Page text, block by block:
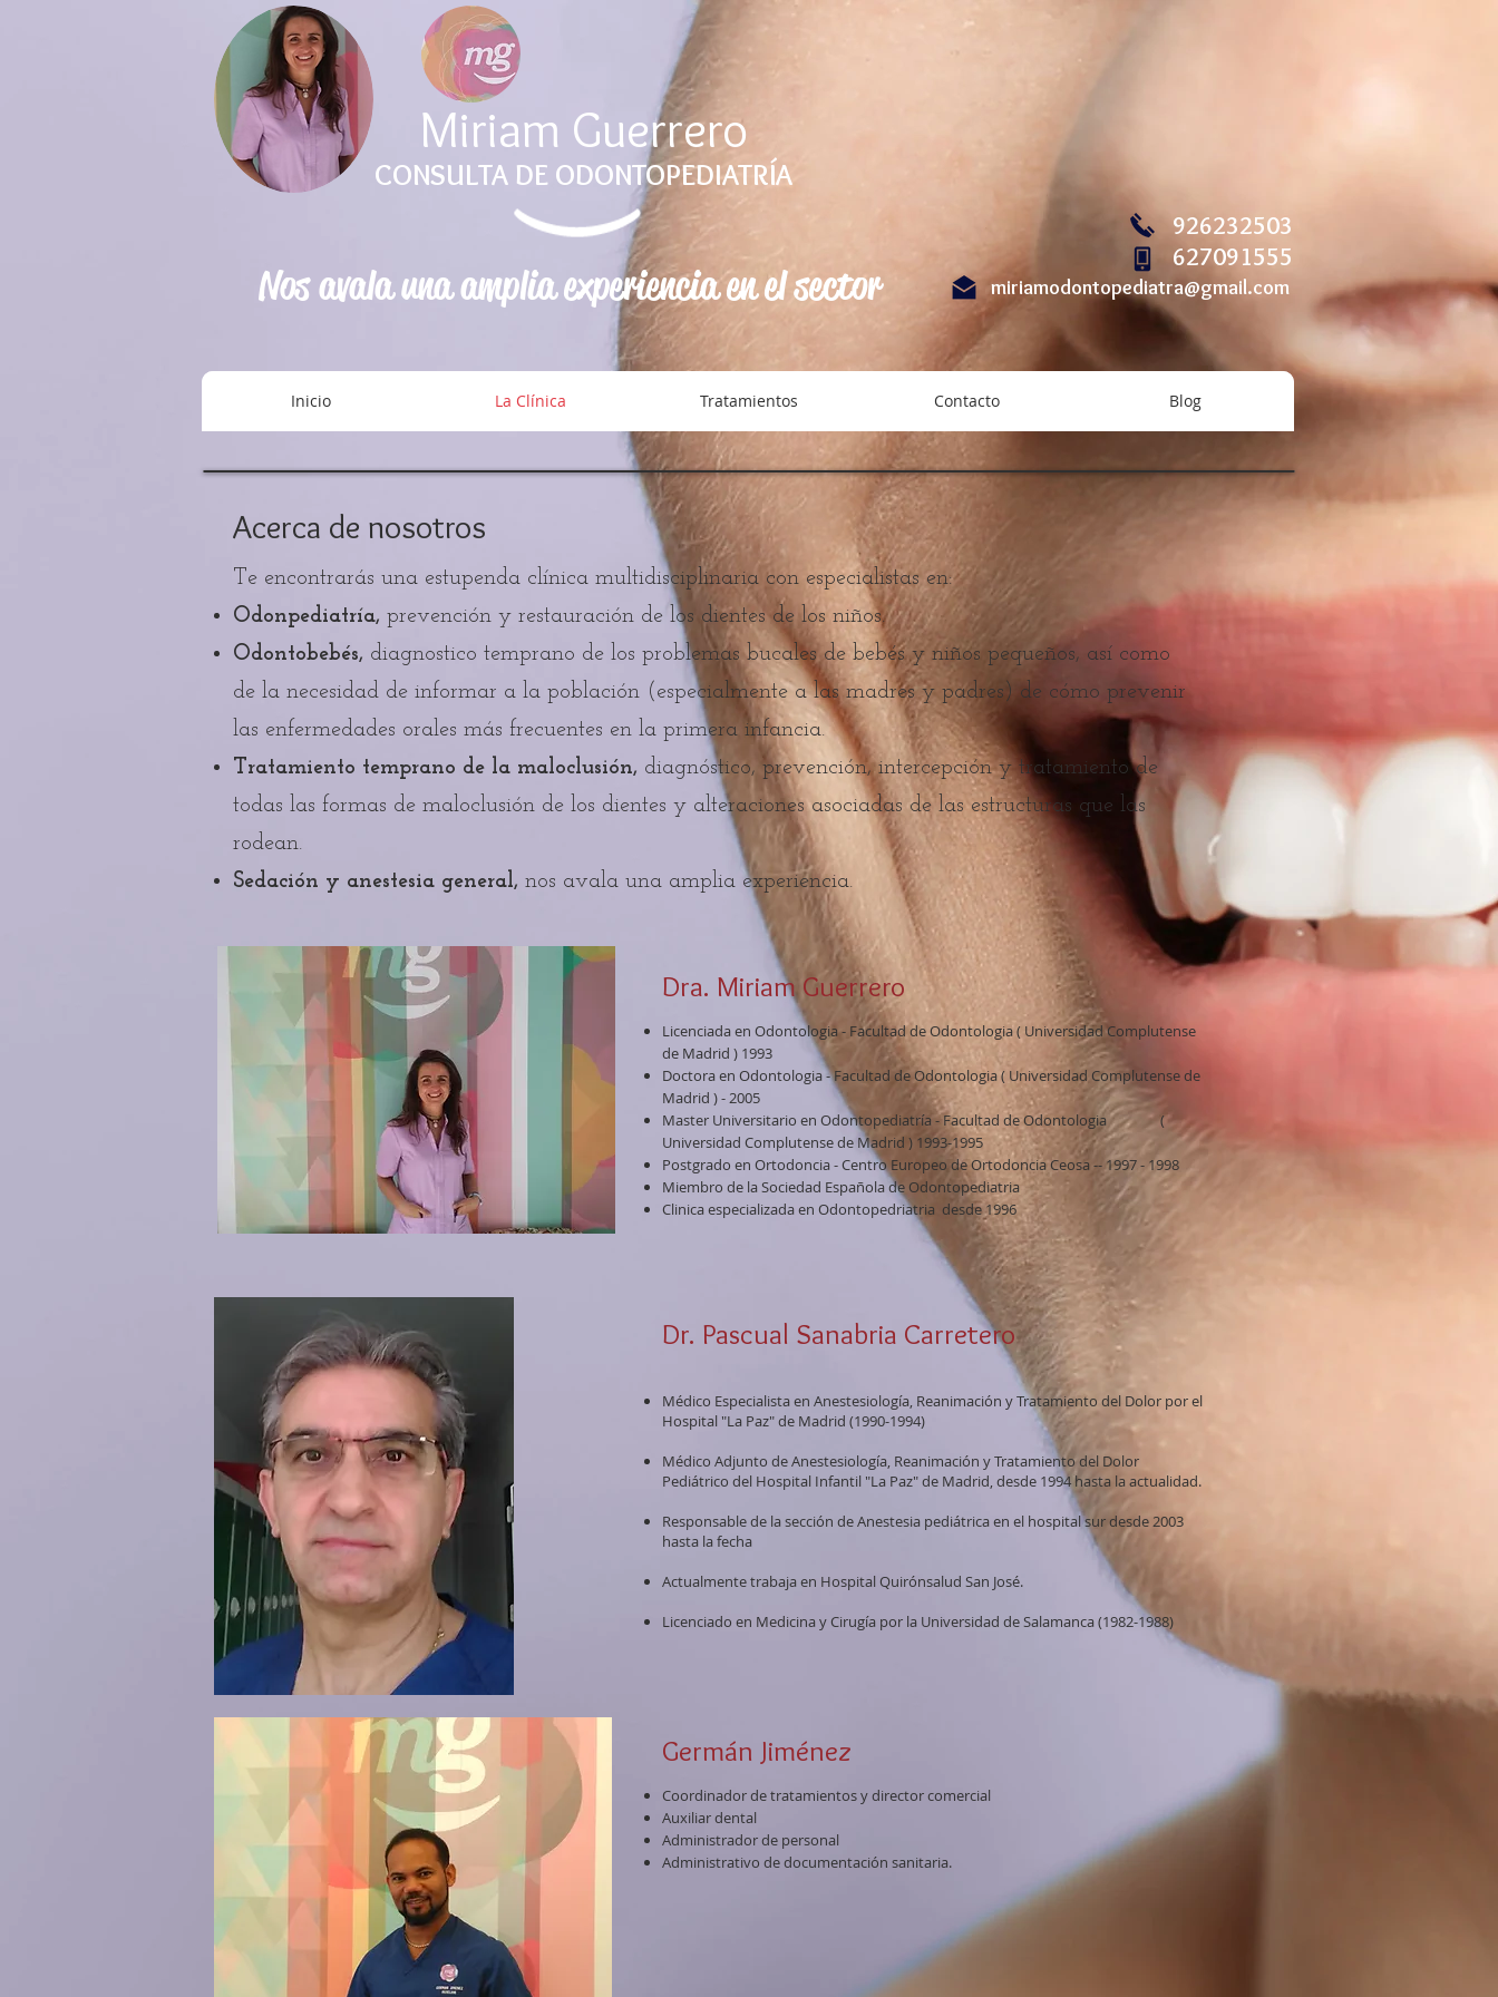
Miriam Guerrero
CONSULTA DE ODONTOPEDIATRÍA
Nos avala una amplia experiencia en el sector
926232503
627091555
miriamodontopediatra@gmail.com
Inicio La Clínica Tratamientos Contacto Blog
Acerca de nosotros
Te encontrarás una estupenda clínica multidisciplinaria con especialistas en:
Odonpediatría, prevención y restauración de los dientes de los niños.
Odontobebés, diagnostico temprano de los problemas bucales de bebés y niños pequeños, así como
de la necesidad de informar a la población (especialmente a las madres y padres) de cómo prevenir
las enfermedades orales más frecuentes en la primera infancia.
Tratamiento temprano de la maloclusión, diagnóstico, prevención, intercepción y tratamiento de
todas las formas de maloclusión de los dientes y alteraciones asociadas de las estructuras que las
rodean.
Sedación y anestesia general, nos avala una amplia experiencia.
Dra. Miriam Guerrero
Licenciada en Odontologia - Facultad de Odontologia ( Universidad Complutense
de Madrid ) 1993
Doctora en Odontologia - Facultad de Odontologia ( Universidad Complutense de
Madrid ) - 2005
Master Universitario en Odontopediatría - Facultad de Odontologia (
Universidad Complutense de Madrid ) 1993-1995
Postgrado en Ortodoncia - Centro Europeo de Ortodoncia Ceosa -- 1997 - 1998
Miembro de la Sociedad Española de Odontopediatria
Clinica especializada en Odontopedriatria desde 1996
Dr. Pascual Sanabria Carretero
Médico Especialista en Anestesiología, Reanimación y Tratamiento del Dolor por el
Hospital "La Paz" de Madrid (1990-1994)
Médico Adjunto de Anestesiología, Reanimación y Tratamiento del Dolor
Pediátrico del Hospital Infantil "La Paz" de Madrid, desde 1994 hasta la actualidad.
Responsable de la sección de Anestesia pediátrica en el hospital sur desde 2003
hasta la fecha
Actualmente trabaja en Hospital Quirónsalud San José.
Licenciado en Medicina y Cirugía por la Universidad de Salamanca (1982-1988)
Germán Jiménez
Coordinador de tratamientos y director comercial
Auxiliar dental
Administrador de personal
Administrativo de documentación sanitaria.